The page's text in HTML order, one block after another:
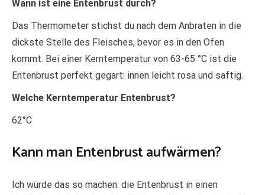
Wann ist eine Entenbrust durch?
Das Thermometer stichst du nach dem Anbraten in die
dickste Stelle des Fleisches, bevor es in den Ofen
kommt. Bei einer Kerntemperatur von 63-65 °C ist die
Entenbrust perfekt gegart: innen leicht rosa und saftig.
Welche Kerntemperatur Entenbrust?
62°C
Kann man Entenbrust aufwärmen?
Ich würde das so machen: die Entenbrust in einen